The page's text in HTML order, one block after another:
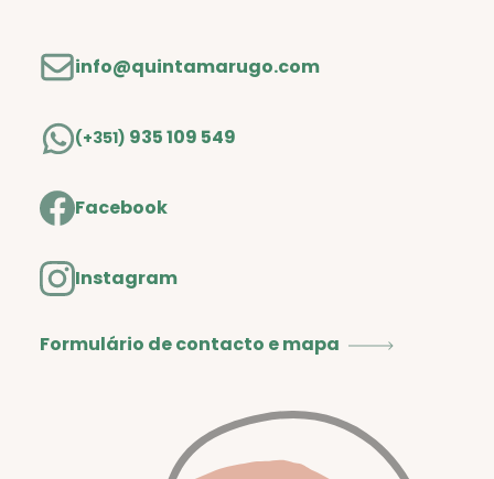
info@quintamarugo.com
(+351) 935 109 549
Facebook
Instagram
Formulário de contacto e mapa